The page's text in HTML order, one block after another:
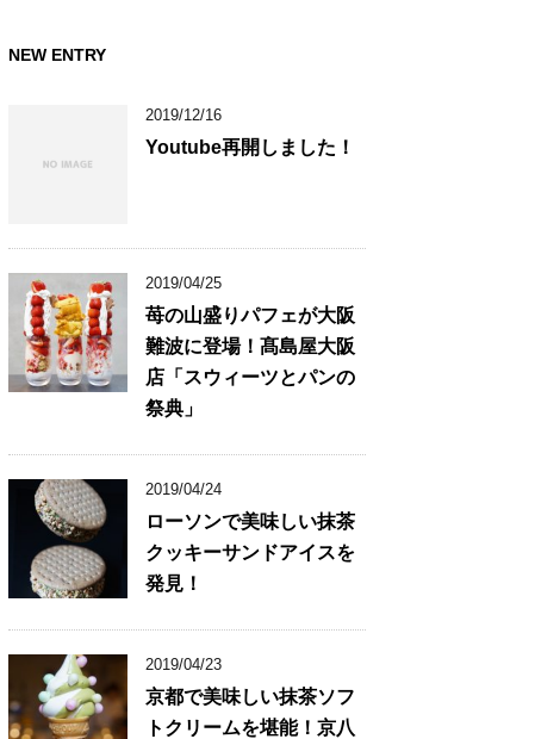
NEW ENTRY
2019/12/16
Youtube再開しました！
2019/04/25
苺の山盛りパフェが大阪
難波に登場！髙島屋大阪
店「スウィーツとパンの
祭典」
2019/04/24
ローソンで美味しい抹茶
クッキーサンドアイスを
発見！
2019/04/23
京都で美味しい抹茶ソフ
トクリームを堪能！京八